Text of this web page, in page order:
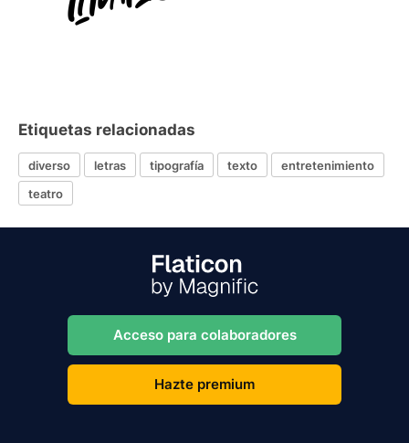
Etiquetas relacionadas
diverso letras tipografía texto
entretenimiento
teatro
Acceso para colaboradores
Hazte premium